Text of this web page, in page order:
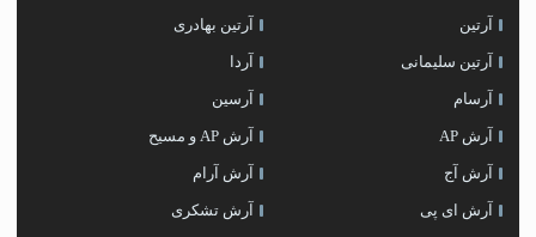
آرتین آرتین بهادری
آرتین سلیمانی آردا
آرسام آرسین
آرش AP آرش AP و مسیح
آرش آج آرش آرام
آرش ای پی آرش تشکری